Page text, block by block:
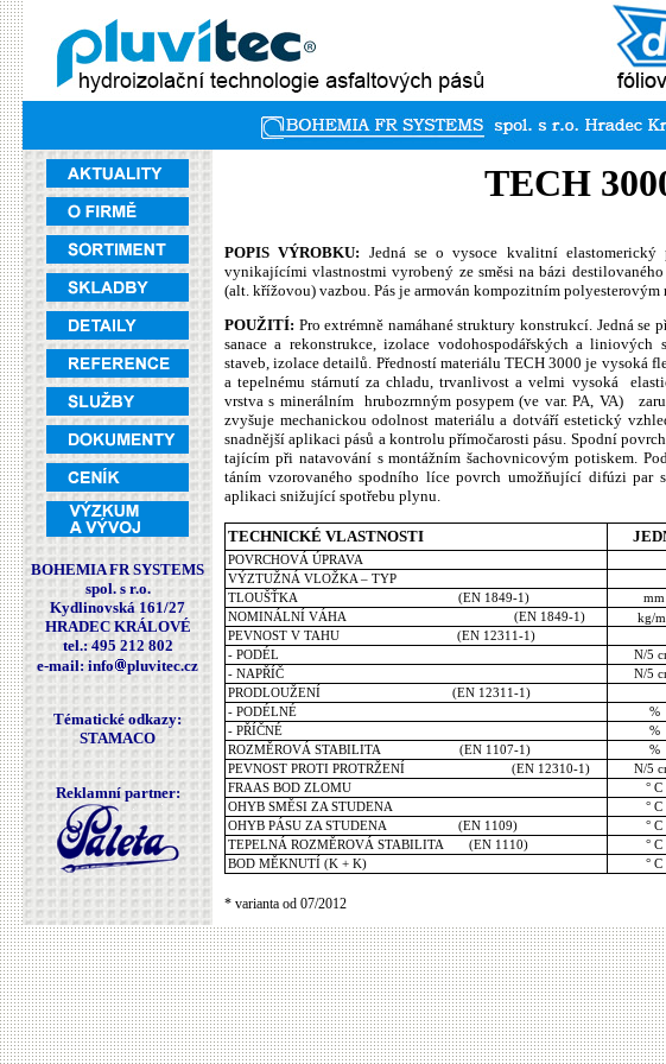
BOHEMIA FR SYSTEMS
spol. s r.o.
Kydlinovská 161/27
HRADEC KRÁLOVÉ
tel.: 495 212 802
e-mail: info
pluvitec.cz
Tématické odkazy:
STAMACO
Reklamní partner:
TECH
POPIS VÝROBKU: Jedná se o vysoce kvalitní
vynikajícími vlastnostmi vyrobený ze směsi na bázi
(alt. křížovou) vazbou. Pás je armován kompozitním polyesterovým
POUŽITÍ: Pro extrémně namáhané struktury konstrukcí. Jedná
sanace a rekonstrukce, izolace vodohospodářských a liniových
staveb, izolace detailů. Předností materiálu TECH 3000 je vysoká
a tepelnému stárnutí za chladu, trvanlivost a velmi vysoká
vrstva s minerálním
hrubozrnným posypem (ve var. PA, VA)
zvyšuje mechanickou odolnost materiálu a dotváří estetický
snadnější aplikaci pásů a kontrolu přímočarosti pásu. Spodní
tajícím při natavování s montážním šachovnicovým potiskem.
táním vzorovaného spodního líce povrch umožňující difúzi par
aplikaci snižující spotřebu plynu.
TECHNICKÉ VLASTNOSTI
POVRCHOVÁ ÚPRAVA
VÝZTUŽNÁ VLOŽKA – TYP
TLOUŠŤKA (EN 1849-1)
mm
NOMINÁLNÍ VÁHA (EN 1849-1)
kg/m
PEVNOST V TAHU (EN 12311-1)
- PODÉL N/5
- NAPŘÍČ N/5
PRODLOUŽENÍ (EN 12311-1)
- PODÉLNÉ %
- PŘÍČNÉ %
ROZMĚROVÁ STABILITA (EN 1107-1)
%
PEVNOST PROTI PROTRŽENÍ (EN 12310-1)
N/5
FRAAS BOD ZLOMU
° C
OHYB SMĚSI ZA STUDENA
° C
OHYB PÁSU ZA STUDENA (EN 1109)
° C
TEPELNÁ ROZMĚROVÁ STABILITA (EN 1110)
° C
BOD MĚKNUTÍ (K + K)
° C
* varianta od 07/2012